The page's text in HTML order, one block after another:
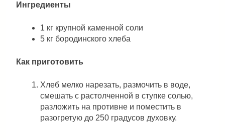
Ингредиенты
1 кг крупной каменной соли
5 кг бородинского хлеба
Как приготовить
Хлеб мелко нарезать, размочить в воде,
смешать с растолченной в ступке солью,
разложить на противне и поместить в
разогретую до 250 градусов духовку.